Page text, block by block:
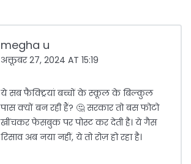
megha u
अक्तूबर 27, 2024 AT 15:19
ये सब फैक्ट्रियां बच्चों के स्कूल के बिल्कुल
पास क्यों बन रही हैं? 🤔 सरकार तो बस फोटो
खींचकर फेसबुक पर पोस्ट कर देती है। ये गैस
रिसाव अब नया नहीं, ये तो रोज़ हो रहा है।